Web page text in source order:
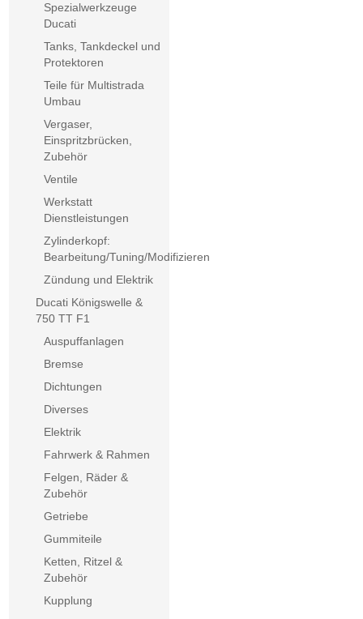
Spezialwerkzeuge
Ducati
Tanks, Tankdeckel und
Protektoren
Teile für Multistrada
Umbau
Vergaser,
Einspritzbrücken,
Zubehör
Ventile
Werkstatt
Dienstleistungen
Zylinderkopf:
Bearbeitung/Tuning/Modifizieren
Zündung und Elektrik
Ducati Königswelle &
750 TT F1
Auspuffanlagen
Bremse
Dichtungen
Diverses
Elektrik
Fahrwerk & Rahmen
Felgen, Räder &
Zubehör
Getriebe
Gummiteile
Ketten, Ritzel &
Zubehör
Kupplung